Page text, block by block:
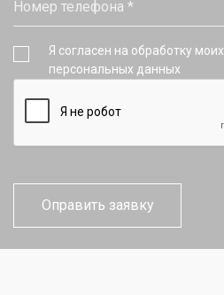
Я согласен на обработку моих
персональных данных